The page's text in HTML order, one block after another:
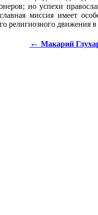
но успехи
миссия имеет
религиозного движения
← Макарий